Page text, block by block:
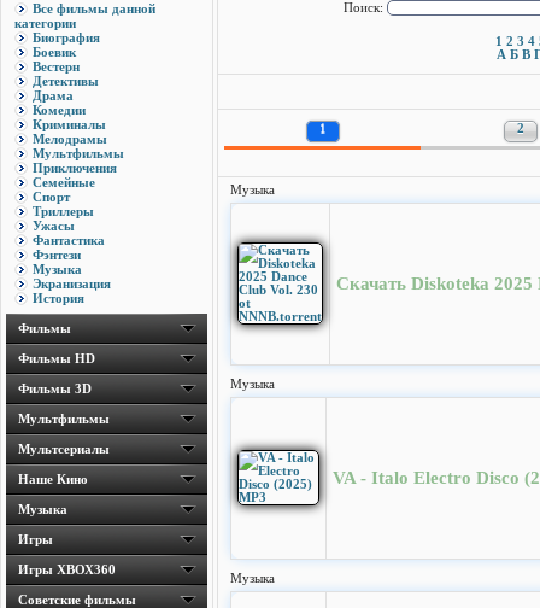
Все фильмы данной
категории
Биография
Боевик
Вестерн
Детективы
Драма
Комедии
Криминалы
Мелодрамы
Мультфильмы
Приключения
Семейные
Спорт
Триллеры
Ужасы
Фантастика
Фэнтези
Музыка
Экранизация
История
Фильмы
Фильмы HD
Фильмы 3D
Мультфильмы
Мультсериалы
Наше Кино
Музыка
Игры
Игры ХВОХ360
Cоветские фильмы
Поиск:
1 2 3 4
А Б В
1 2
Музыка
Скачать Diskoteka
Музыка
VA - Italo Electro Disco
Музыка